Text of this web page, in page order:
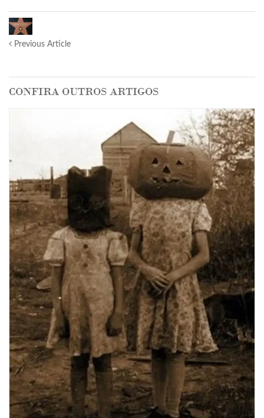
Previous Article
CONFIRA OUTROS ARTIGOS